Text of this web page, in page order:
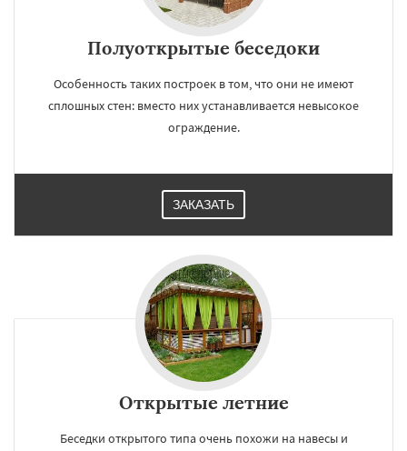
Полуоткрытые беседоки
Особенность таких построек в том, что они не имеют
сплошных стен: вместо них устанавливается невысокое
ограждение.
ЗАКАЗАТЬ
Открытые летние
Беседки открытого типа очень похожи на навесы и